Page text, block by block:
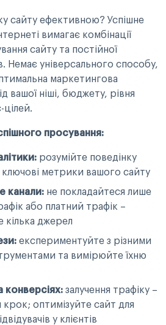
сайту ефективною? Успішне
вимагає комбінації
сайту та постійної
Немає універсального способу,
маркетингова
вашої ніші, бюджету, рівня
цілей.
просування:
розумійте поведінку
ключові метрики вашого сайту
канали: не покладайтеся лише
або платний трафік –
кілька джерел
експериментуйте з різними
та вимірюйте їхню
конверсіях: залучення трафіку –
оптимізуйте сайт для
у клієнтів